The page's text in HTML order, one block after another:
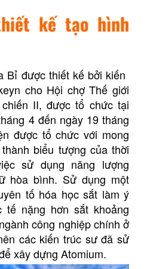
kế tạo hình
Bỉ được thiết kế bởi kiến
cho Hội chợ Thế giới
II, được tổ chức tại
4 đến ngày 19 tháng
được tổ chức với mong
biểu tượng của thời
sử dụng năng lượng
hòa bình. Sử dụng một
tố hóa học sắt làm ý
tế nặng hơn sắt khoảng
công nghiệp chính ở
các kiến ​​trúc sư đã sử
xây dựng Atomium.